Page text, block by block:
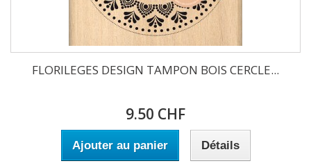
FLORILEGES DESIGN TAMPON BOIS CERCLE...
9.50 CHF
Ajouter au panier Détails